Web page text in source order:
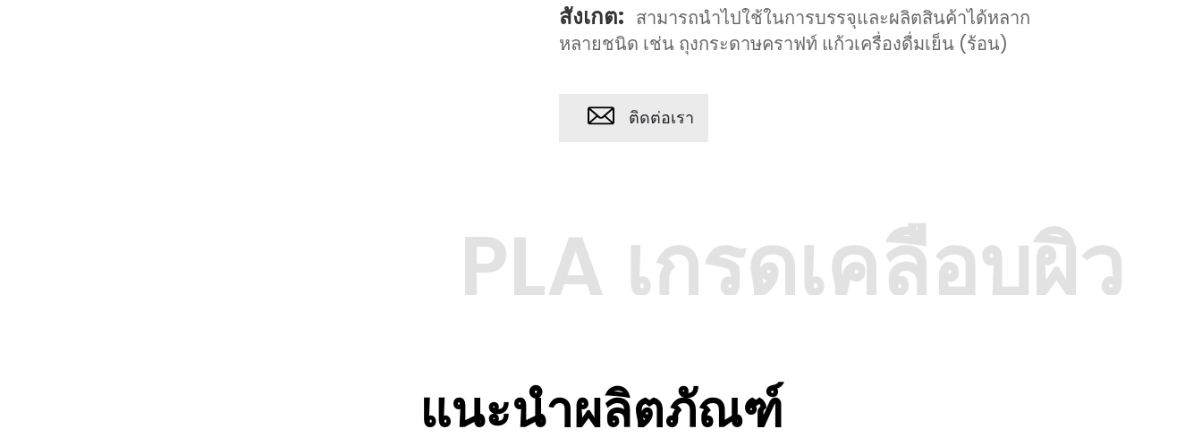
สังเกต: สามารถนำไปใช้ในการบรรจุและผลิตสินค้าได้หลาก
หลายชนิด เช่น ถุงกระดาษคราฟท์ แก้วเครื่องดื่มเย็น (ร้อน)
ติดต่อเรา
PLA เกรดเคลือบผิว
แนะนำผลิตภัณฑ์